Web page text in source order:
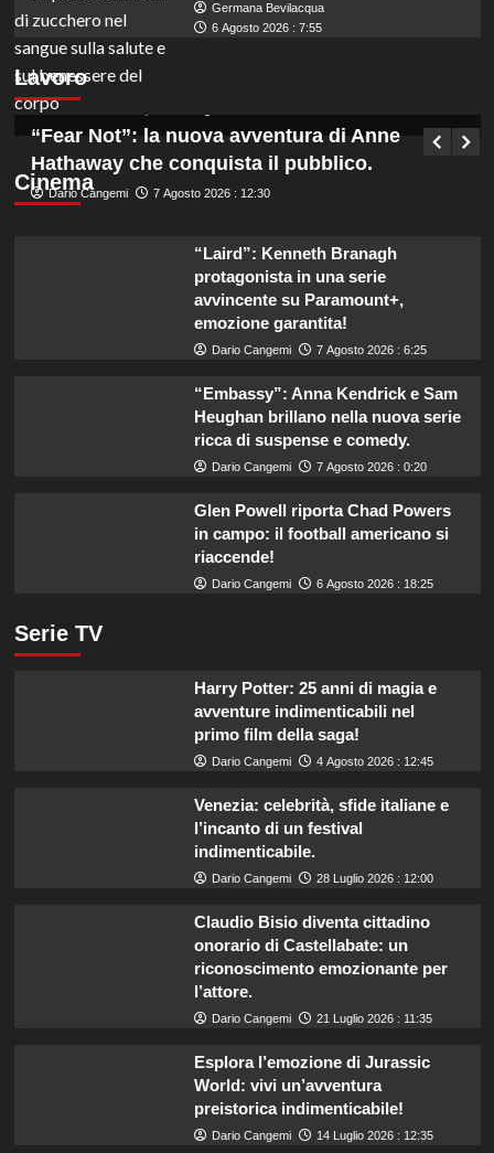
Germana Bevilacqua
6 Agosto 2026 : 7:55
Lavoro
Coadiutori amministrativi cercasi in Calabria:
assunzioni con licenza media presso ASP
Vibo Valentia.
Germana Bevilacqua
Cinema
“Fear Not”: la nuova avventura di Anne
Hathaway che conquista il pubblico.
Dario Cangemi 7 Agosto 2026 : 12:30
“Laird”: Kenneth Branagh
protagonista in una serie
avvincente su Paramount+,
emozione garantita!
Dario Cangemi 7 Agosto 2026 : 6:25
“Embassy”: Anna Kendrick e Sam
Heughan brillano nella nuova serie
ricca di suspense e comedy.
Dario Cangemi 7 Agosto 2026 : 0:20
Glen Powell riporta Chad Powers
in campo: il football americano si
riaccende!
Dario Cangemi 6 Agosto 2026 : 18:25
Serie TV
Harry Potter: 25 anni di magia e
avventure indimenticabili nel
primo film della saga!
Dario Cangemi 4 Agosto 2026 : 12:45
Venezia: celebrità, sfide italiane e
l’incanto di un festival
indimenticabile.
Dario Cangemi 28 Luglio 2026 : 12:00
Claudio Bisio diventa cittadino
onorario di Castellabate: un
riconoscimento emozionante per
l’attore.
Dario Cangemi 21 Luglio 2026 : 11:35
Esplora l’emozione di Jurassic
World: vivi un’avventura
preistorica indimenticabile!
Dario Cangemi 14 Luglio 2026 : 12:35